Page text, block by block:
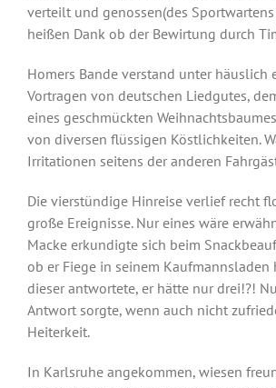
verteilt und genossen(des
heißen Dank ob der Bewirtung durch
Homers Bande verstand unter häuslich
Vortragen von deutschen Liedgutes,
eines geschmückten
von diversen flüssigen Köstlichkeiten.
Irritationen seitens der anderen
Die vierstündige Hinreise verlief recht
große Ereignisse. Nur eines wäre
Macke erkundigte sich beim
ob er Fiege in seinem Kaufmannsladen
dieser antwortete, er hätte nur drei!?!
Antwort sorgte, wenn auch nicht
Heiterkeit.
In Karlsruhe angekommen, wiesen